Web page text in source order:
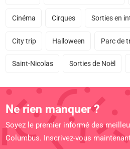
Cinéma Cirques Sorties en
City trip Halloween Parc de
Saint-Nicolas Sorties de Noël
Ne rien manquer ?
Soyez le premier informé des
Columbus. Inscrivez-vous